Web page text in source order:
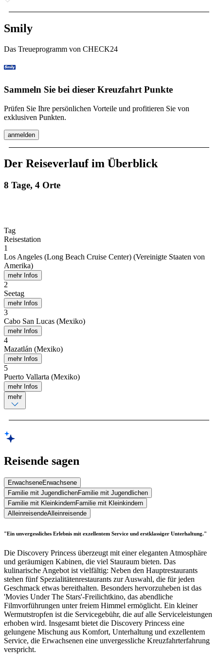
Smily
Das Treueprogramm von CHECK24
Sammeln Sie bei dieser Kreuzfahrt Punkte
Prüfen Sie Ihre persönlichen Vorteile und profitieren Sie von
exklusiven Punkten.
anmelden
Der Reiseverlauf im Überblick
8 Tage, 4 Orte
Tag
Reisestation
1
Los Angeles (Long Beach Cruise Center) (Vereinigte Staaten von
Amerika)
mehr Infos
2
Seetag
mehr Infos
3
Cabo San Lucas (Mexiko)
mehr Infos
4
Mazatlán (Mexiko)
mehr Infos
5
Puerto Vallarta (Mexiko)
mehr Infos
mehr
Reisende sagen
ErwachseneErwachsene
Familie mit JugendlichenFamilie mit Jugendlichen
Familie mit KleinkindernFamilie mit Kleinkindern
AlleinreisendeAlleinreisende
"Ein unvergessliches Erlebnis mit exzellentem Service und erstklassiger Unterhaltung."
Die Discovery Princess überzeugt mit einer eleganten Atmosphäre
und geräumigen Kabinen, die viel Stauraum bieten. Das
kulinarische Angebot ist vielfältig: Neben den Hauptrestaurants
stehen fünf Spezialitätenrestaurants zur Auswahl, die für jeden
Geschmack etwas bereithalten. Besonders hervorzuheben ist das
'Movies Under The Stars'-Freilichtkino, das abendliche
Filmvorführungen unter freiem Himmel ermöglicht. Ein kleiner
Wermutstropfen ist die Servicegebühr, die auf alle Serviceleistungen
erhoben wird. Insgesamt bietet die Discovery Princess eine
gelungene Mischung aus Komfort, Unterhaltung und exzellentem
Service, die Erwachsenen eine unvergessliche Kreuzfahrterfahrung
verspricht.